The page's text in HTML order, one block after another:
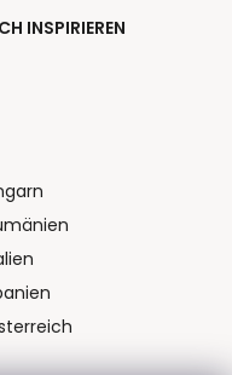
INSPIRIEREN